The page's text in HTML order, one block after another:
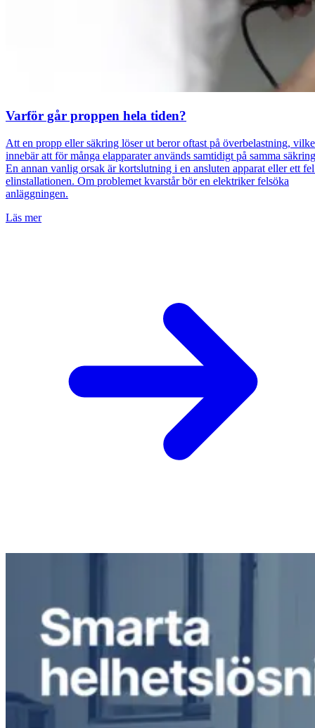
Varför går proppen hela tiden?
Att en propp eller säkring löser ut beror oftast på överbelastning,
innebär att för många elapparater används samtidigt på samma
En annan vanlig orsak är kortslutning i en ansluten apparat eller ett
elinstallationen. Om problemet kvarstår bör en elektriker felsöka
anläggningen.
Läs mer